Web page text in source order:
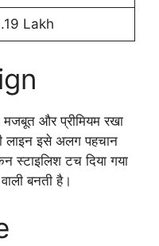
Lakh
और प्रीमियम रखा
लाइन इसे अलग पहचान
स्टाइलिश टच दिया गया
बनती है।